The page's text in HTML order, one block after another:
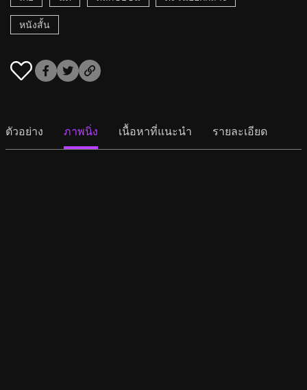
หนังสั้น
ตัวอย่าง ภาพนิ่ง เนื้อหาที่แนะนำ รายละเอียด